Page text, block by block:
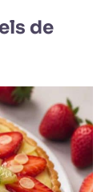
de